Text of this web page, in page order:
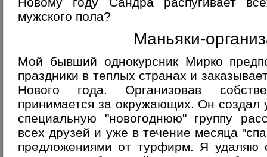
мужского пола?
Маньяки-
Мой бывший однокурсник Мирко
праздники в теплых странах и
Нового года. Организовав
принимается за окружающих. Он создал
специальную "новогоднюю" группу
всех друзей и уже в течение месяца
предложениями от турфирм. Я удаляю